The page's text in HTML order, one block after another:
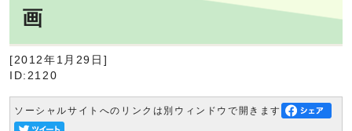
画
[2012年1月29日]
ID:2120
ソーシャルサイトへのリンクは別ウィンドウで開きます